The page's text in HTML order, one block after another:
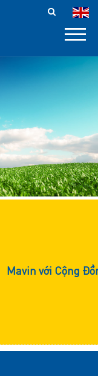
Mavin với Cộng